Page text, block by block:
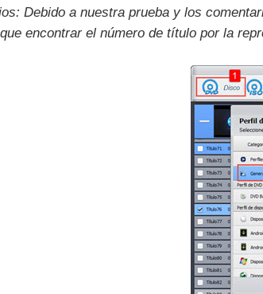
Debido a nuestra prueba y los
encontrar el número de título por la